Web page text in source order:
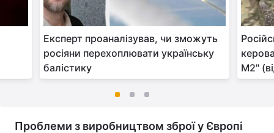
Експерт проаналізував, чи зможуть
росіяни перехоплювати українську
балістику
М2"
Проблеми з виробництвом зброї у Європі